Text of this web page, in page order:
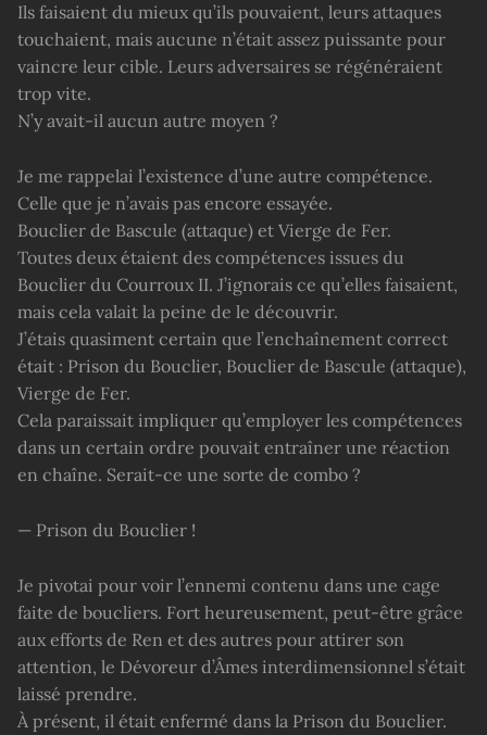
Ils faisaient du mieux qu’ils pouvaient, leurs attaques
touchaient, mais aucune n’était assez puissante pour
vaincre leur cible. Leurs adversaires se régénéraient
trop vite.
N’y avait-il aucun autre moyen ?
Je me rappelai l’existence d’une autre compétence.
Celle que je n’avais pas encore essayée.
Bouclier de Bascule (attaque) et Vierge de Fer.
Toutes deux étaient des compétences issues du
Bouclier du Courroux II. J’ignorais ce qu’elles faisaient,
mais cela valait la peine de le découvrir.
J’étais quasiment certain que l’enchaînement correct
était : Prison du Bouclier, Bouclier de Bascule (attaque),
Vierge de Fer.
Cela paraissait impliquer qu’employer les compétences
dans un certain ordre pouvait entraîner une réaction
en chaîne. Serait-ce une sorte de combo ?
— Prison du Bouclier !
Je pivotai pour voir l’ennemi contenu dans une cage
faite de boucliers. Fort heureusement, peut-être grâce
aux efforts de Ren et des autres pour attirer son
attention, le Dévoreur d’Âmes interdimensionnel s’était
laissé prendre.
À présent, il était enfermé dans la Prison du Bouclier.